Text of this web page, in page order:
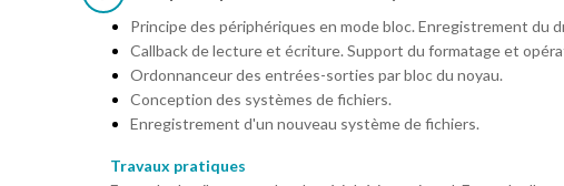
Principe des périphériques en mode bloc. Enregistrement du
Callback de lecture et écriture. Support du formatage et
Ordonnanceur des entrées-sorties par bloc du noyau.
Conception des systèmes de fichiers.
Enregistrement d'un nouveau système de fichiers.
Travaux pratiques